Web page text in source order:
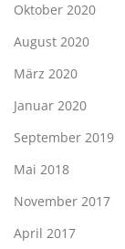
Oktober 2020
August 2020
März 2020
Januar 2020
September 2019
Mai 2018
November 2017
April 2017